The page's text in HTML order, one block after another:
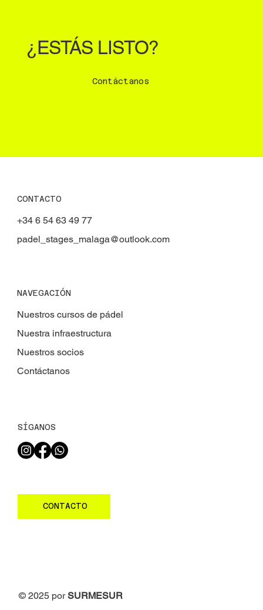
¿ESTÁS LISTO?
Contáctanos
CONTACTO
+34 6 54 63 49 77
padel_stages_malaga@outlook.com
NAVEGACIÓN
Nuestros cursos de pádel
Nuestra infraestructura
Nuestros socios
Contáctanos
SÍGANOS
CONTACTO
© 2025 porSURMESUR